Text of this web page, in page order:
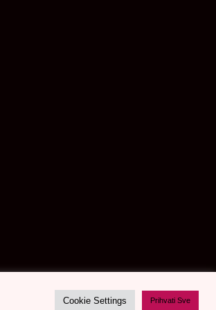
Cookie Settings Prihvati Sve